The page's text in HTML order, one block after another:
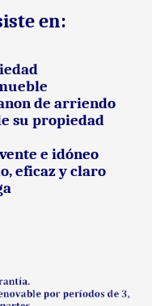
en:
de arriendo
su propiedad
e idóneo
eficaz y claro